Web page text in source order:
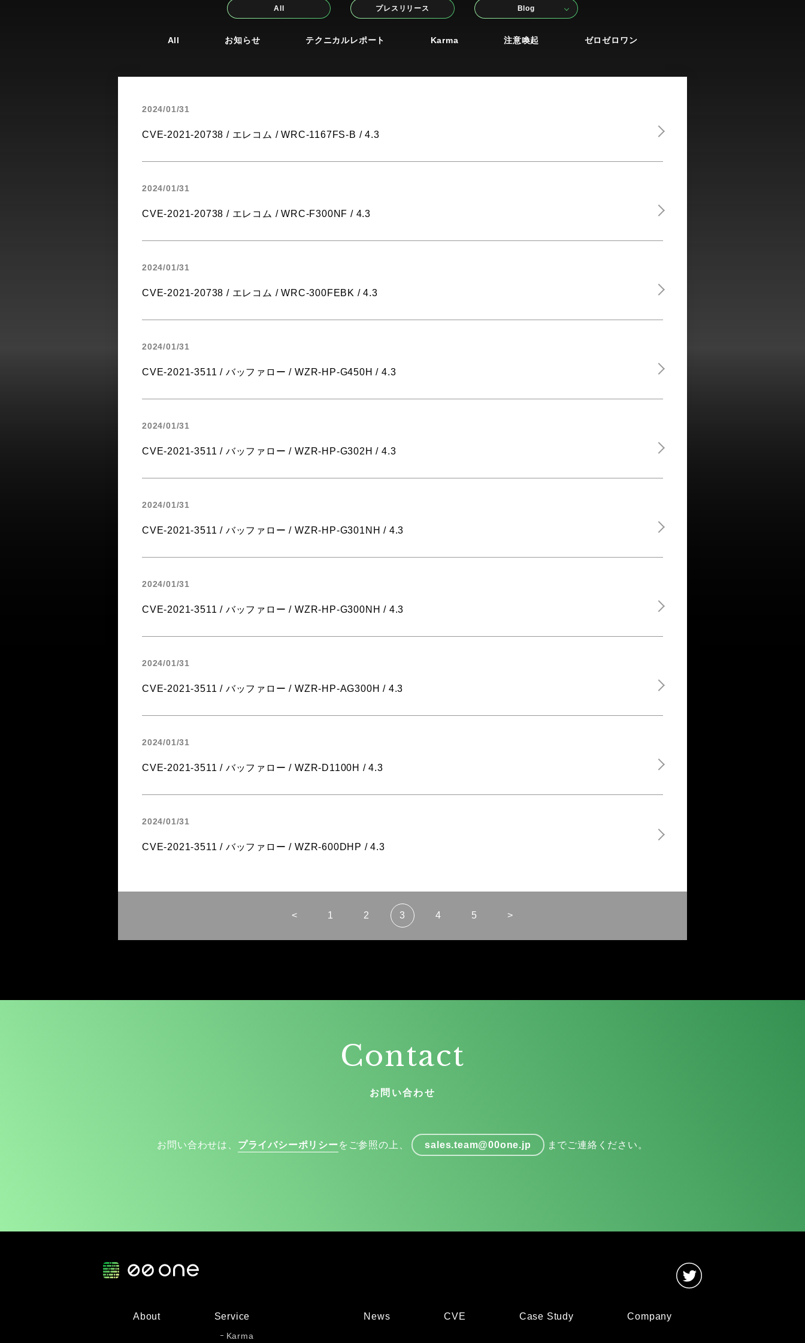
All プレスリリース Blog
All お知らせ テクニカルレポート Karma 注意喚起 ゼロゼロワン
2024/01/31
CVE-2021-20738 / エレコム / WRC-1167FS-B / 4.3
2024/01/31
CVE-2021-20738 / エレコム / WRC-F300NF / 4.3
2024/01/31
CVE-2021-20738 / エレコム / WRC-300FEBK / 4.3
2024/01/31
CVE-2021-3511 / バッファロー / WZR-HP-G450H / 4.3
2024/01/31
CVE-2021-3511 / バッファロー / WZR-HP-G302H / 4.3
2024/01/31
CVE-2021-3511 / バッファロー / WZR-HP-G301NH / 4.3
2024/01/31
CVE-2021-3511 / バッファロー / WZR-HP-G300NH / 4.3
2024/01/31
CVE-2021-3511 / バッファロー / WZR-HP-AG300H / 4.3
2024/01/31
CVE-2021-3511 / バッファロー / WZR-D1100H / 4.3
2024/01/31
CVE-2021-3511 / バッファロー / WZR-600DHP / 4.3
< 1 2 3 4 5 >
Contact
お問い合わせ
お問い合わせは、 プライバシーポリシーをご参照の上、 sales.team@00one.jp までご連絡ください。
About Service
Karma
News CVE Case Study Company